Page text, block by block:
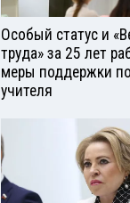
Особый статус и
труда» за 25 лет
меры поддержки
учителя